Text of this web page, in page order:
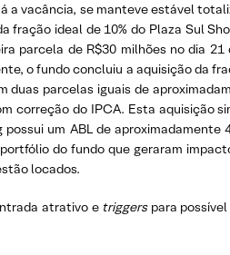
a vacância, se manteve estável
ideal de 10% do Plaza Sul
parcela de R$30 milhões no dia 21
o fundo concluiu a aquisição da
parcelas iguais de
correção do IPCA. Esta aquisição
um ABL de aproximadamente
do fundo que geraram
locados.
atrativo e triggerspara possível